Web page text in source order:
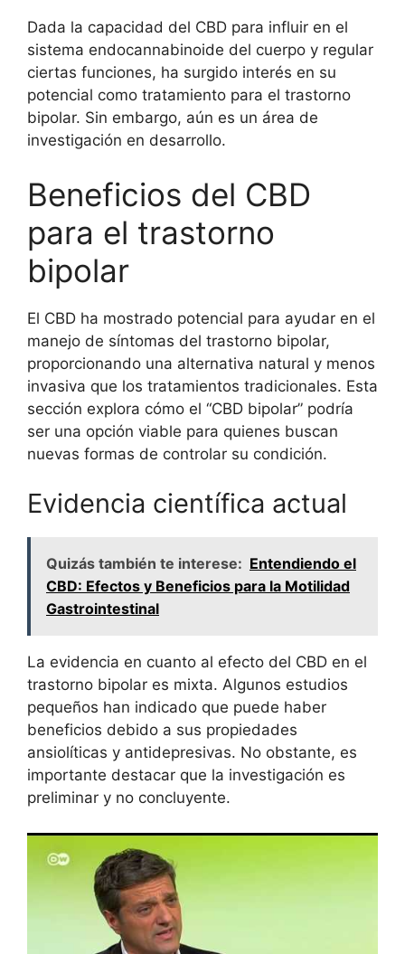
Dada la capacidad del CBD para influir en el
sistema endocannabinoide del cuerpo y regular
ciertas funciones, ha surgido interés en su
potencial como tratamiento para el trastorno
bipolar. Sin embargo, aún es un área de
investigación en desarrollo.
Beneficios del CBD
para el trastorno
bipolar
El CBD ha mostrado potencial para ayudar en el
manejo de síntomas del trastorno bipolar,
proporcionando una alternativa natural y menos
invasiva que los tratamientos tradicionales. Esta
sección explora cómo el “CBD bipolar” podría
ser una opción viable para quienes buscan
nuevas formas de controlar su condición.
Evidencia científica actual
Quizás también te interese: Entendiendo el
CBD: Efectos y Beneficios para la Motilidad
Gastrointestinal
La evidencia en cuanto al efecto del CBD en el
trastorno bipolar es mixta. Algunos estudios
pequeños han indicado que puede haber
beneficios debido a sus propiedades
ansiolíticas y antidepresivas. No obstante, es
importante destacar que la investigación es
preliminar y no concluyente.